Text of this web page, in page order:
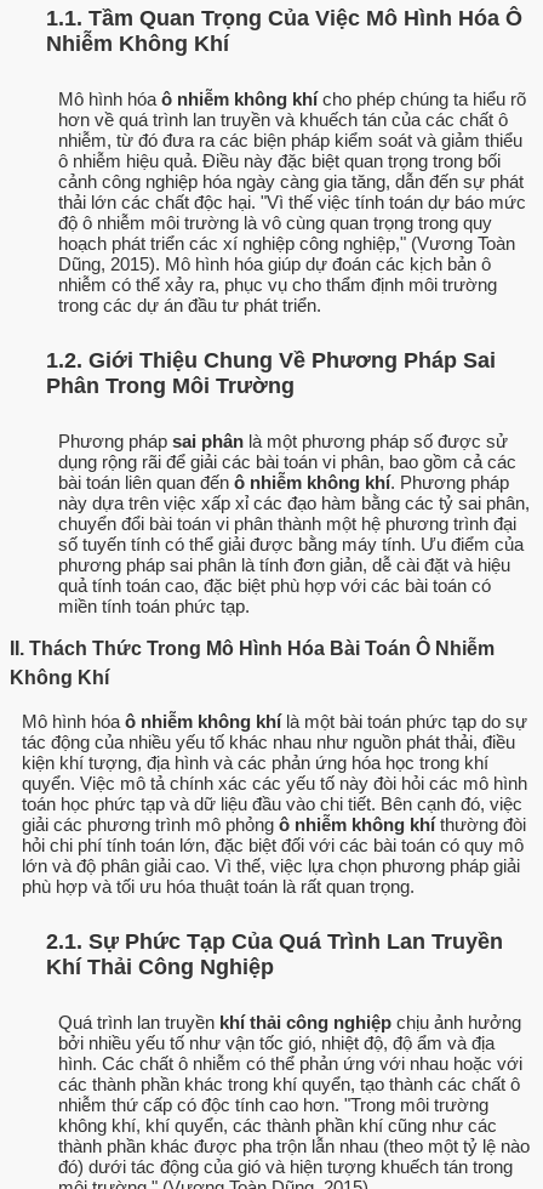
1.1. Tầm Quan Trọng Của Việc Mô Hình Hóa Ô
Nhiễm Không Khí
Mô hình hóa ô nhiễm không khícho phép chúng ta hiểu rõ
hơn về quá trình lan truyền và khuếch tán của các chất ô
nhiễm, từ đó đưa ra các biện pháp kiểm soát và giảm thiểu
ô nhiễm hiệu quả. Điều này đặc biệt quan trọng trong bối
cảnh công nghiệp hóa ngày càng gia tăng, dẫn đến sự phát
thải lớn các chất độc hại. "Vì thế việc tính toán dự báo mức
độ ô nhiễm môi trường là vô cùng quan trọng trong quy
hoạch phát triển các xí nghiệp công nghiệp," (Vương Toàn
Dũng, 2015). Mô hình hóa giúp dự đoán các kịch bản ô
nhiễm có thể xảy ra, phục vụ cho thẩm định môi trường
trong các dự án đầu tư phát triển.
1.2. Giới Thiệu Chung Về Phương Pháp Sai
Phân Trong Môi Trường
Phương pháp sai phân là một phương pháp số được sử
dụng rộng rãi để giải các bài toán vi phân, bao gồm cả các
bài toán liên quan đến ô nhiễm không khí. Phương pháp
này dựa trên việc xấp xỉ các đạo hàm bằng các tỷ sai phân,
chuyển đổi bài toán vi phân thành một hệ phương trình đại
số tuyến tính có thể giải được bằng máy tính. Ưu điểm của
phương pháp sai phân là tính đơn giản, dễ cài đặt và hiệu
quả tính toán cao, đặc biệt phù hợp với các bài toán có
miền tính toán phức tạp.
II. Thách Thức Trong Mô Hình Hóa Bài Toán Ô Nhiễm
Không Khí
Mô hình hóa ô nhiễm không khílà một bài toán phức tạp do sự
tác động của nhiều yếu tố khác nhau như nguồn phát thải, điều
kiện khí tượng, địa hình và các phản ứng hóa học trong khí
quyển. Việc mô tả chính xác các yếu tố này đòi hỏi các mô hình
toán học phức tạp và dữ liệu đầu vào chi tiết. Bên cạnh đó, việc
giải các phương trình mô phỏng ô nhiễm không khíthường đòi
hỏi chi phí tính toán lớn, đặc biệt đối với các bài toán có quy mô
lớn và độ phân giải cao. Vì thế, việc lựa chọn phương pháp giải
phù hợp và tối ưu hóa thuật toán là rất quan trọng.
2.1. Sự Phức Tạp Của Quá Trình Lan Truyền
Khí Thải Công Nghiệp
Quá trình lan truyền khí thải công nghiệp chịu ảnh hưởng
bởi nhiều yếu tố như vận tốc gió, nhiệt độ, độ ẩm và địa
hình. Các chất ô nhiễm có thể phản ứng với nhau hoặc với
các thành phần khác trong khí quyển, tạo thành các chất ô
nhiễm thứ cấp có độc tính cao hơn. "Trong môi trường
không khí, khí quyển, các thành phần khí cũng như các
thành phần khác được pha trộn lẫn nhau (theo một tỷ lệ nào
đó) dưới tác động của gió và hiện tượng khuếch tán trong